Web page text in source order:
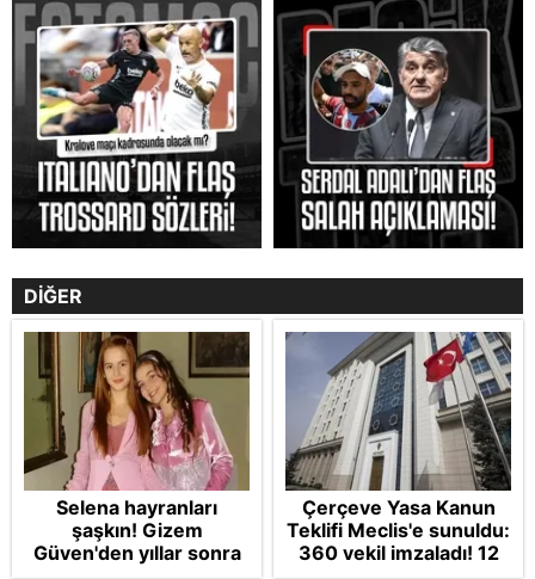
DİĞER
Selena hayranları
şaşkın! Gizem
Güven'den yıllar sonra
Çerçeve Yasa Kanun
Teklifi Meclis'e sunuldu:
360 vekil imzaladı! 12